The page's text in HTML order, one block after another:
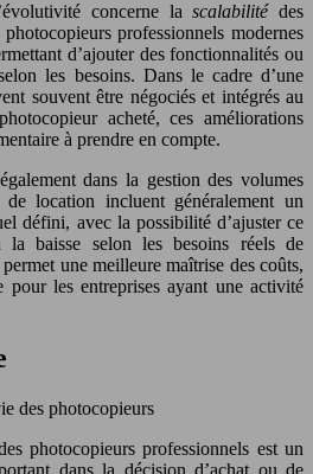
concerne lascalabilité des
professionnels modernes
d’ajouter des fonctionnalités ou
les besoins. Dans le cadre d’une
souvent être négociés et intégrés au
acheté, ces améliorations
à prendre en compte.
dans la gestion des volumes
de location incluent généralement un
défini, avec la possibilité d’ajuster ce
baisse selon les besoins réels de
une meilleure maîtrise des coûts,
pour les entreprises ayant une activité
des photocopieurs
photocopieurs professionnels est un
dans la décision d’achat ou de